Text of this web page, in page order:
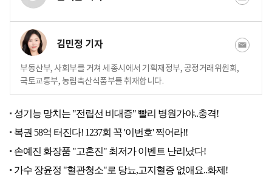
김민정 기자
부동산부, 사회부를 거쳐 세종시에서 기획재정부, 공정거래위원회,
국토교통부, 농림축산식품부를 취재합니다.